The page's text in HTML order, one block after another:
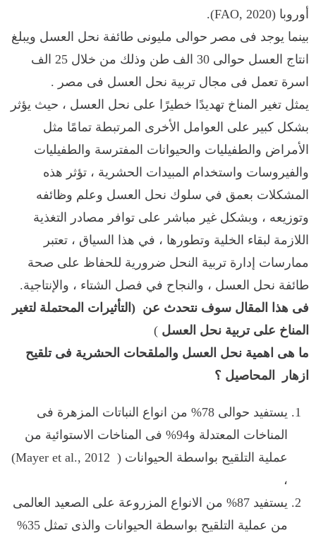
أوروبا (FAO, 2020)
.
بينما يوجد فى مصر حوالى مليونى طائفة نحل العسل ويبلغ
انتاج العسل حوالى 30 الف طن وذلك من خلال 25 الف
اسرة تعمل فى مجال تربية نحل العسل فى مصر .
يمثل تغير المناخ تهديدًا خطيرًا على نحل العسل ، حيث يؤثر
بشكل كبير على العوامل الأخرى المرتبطة تمامًا مثل
الأمراض والطفيليات والحيوانات المفترسة والطفيليات
والفيروسات واستخدام المبيدات الحشرية ، تؤثر هذه
المشكلات بعمق في سلوك نحل العسل وعلم وظائفه
وتوزيعه ، وبشكل غير مباشر على توافر مصادر التغذية
اللازمة لبقاء الخلية وتطورها ، في هذا السياق ، تعتبر
ممارسات إدارة تربية النحل ضرورية للحفاظ على صحة
طائفة نحل العسل ، والنجاح في فصل الشتاء ، والإنتاجية.
فى هذا المقال سوف نتحدث عن (التأثيرات المحتملة لتغير
المناخ على تربية نحل العسل )
ما هى اهمية نحل العسل والملقحات الحشرية فى تلقيح
ازهار المحاصيل ؟
يستفيد حوالى 78% من انواع النباتات المزهرة فى
المناخات المعتدلة و94% فى المناخات الاستوائية من
عملية التلقيح بواسطة الحيوانات ( Mayer et al., 2012
)
،
يستفيد 87% من الانواع المزروعة على الصعيد العالمى
من عملية التلقيح بواسطة الحيوانات والذى تمثل 35%